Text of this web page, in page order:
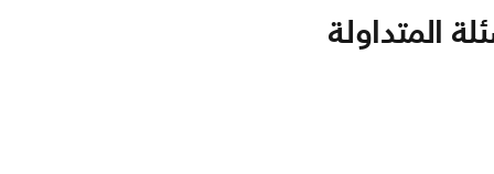
المتداولة